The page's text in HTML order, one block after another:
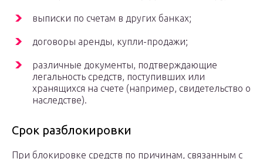
выписки по счетам в других банках;
договоры аренды, купли-продажи;
различные документы, подтверждающие
легальность средств, поступивших или
хранящихся на счете (например, свидетельство о
наследстве).
Срок разблокировки
При блокировке средств по причинам, связанным с